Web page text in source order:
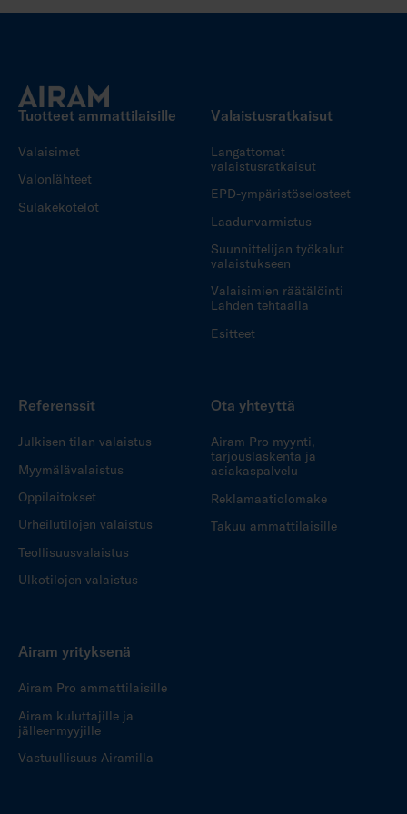
Tuotteet ammattilaisille
Valaisimet
Valonlähteet
Sulakekotelot
Valaistusratkaisut
Langattomat
valaistusratkaisut
EPD-ympäristöselosteet
Laadunvarmistus
Suunnittelijan työkalut
valaistukseen
Valaisimien räätälöinti
Lahden tehtaalla
Esitteet
Referenssit
Julkisen tilan valaistus
Myymälävalaistus
Oppilaitokset
Urheilutilojen valaistus
Teollisuusvalaistus
Ulkotilojen valaistus
Ota yhteyttä
Airam Pro myynti,
tarjouslaskenta ja
asiakaspalvelu
Reklamaatiolomake
Takuu ammattilaisille
Airam yrityksenä
Airam Pro ammattilaisille
Airam kuluttajille ja
jälleenmyyjille
Vastuullisuus Airamilla